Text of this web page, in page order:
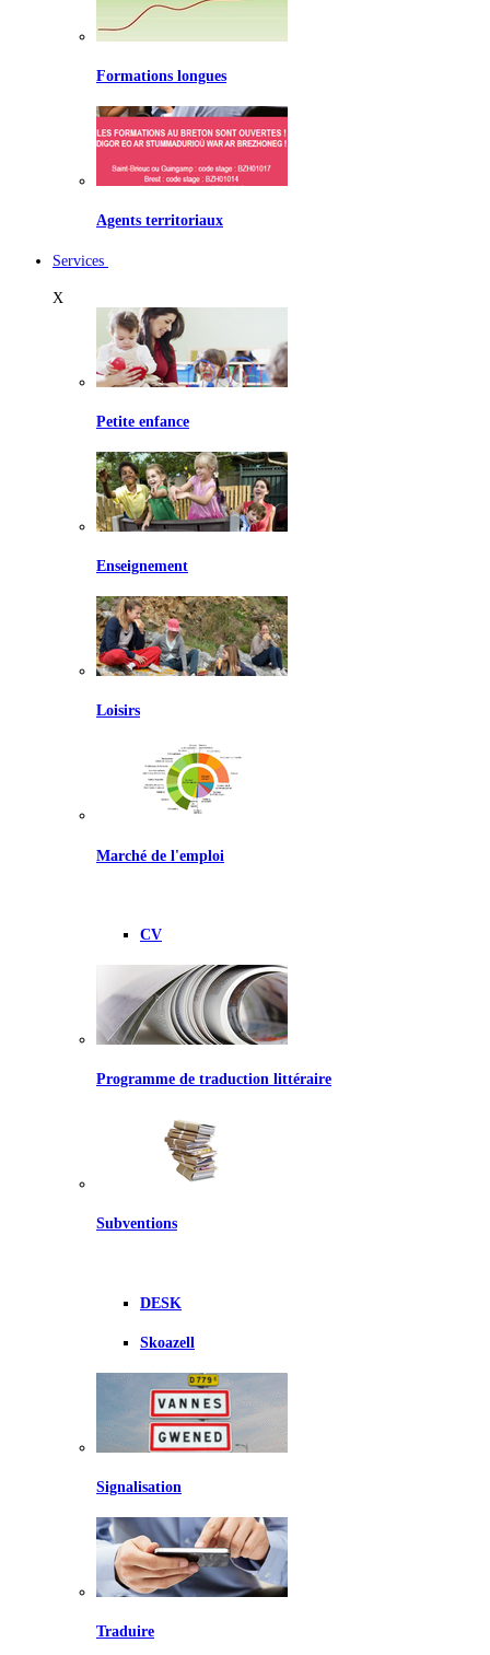
Formations longues
Agents territoriaux
Services
X
Petite enfance
Enseignement
Loisirs
Marché de l'emploi
CV
Programme de traduction littéraire
Subventions
DESK
Skoazell
Signalisation
Traduire